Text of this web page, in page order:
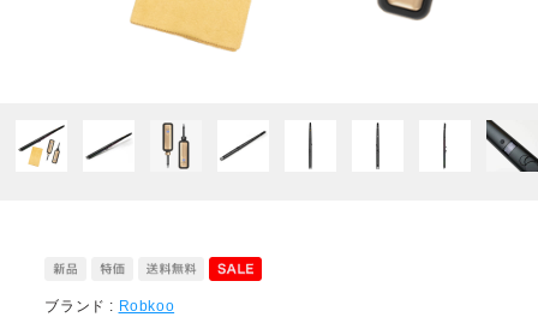
ブランド : Robkoo